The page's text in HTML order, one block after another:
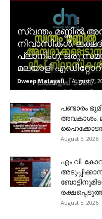
സ്വന്തം മണ്ണിൽ
നിവാസികൾ.
പ്ലാനിംഗ്; ഒരു
മലയാളി
Dweep Malayali - August 7,
പണ്ടാരം
അവകാശം:
August 5, 2026
​എം.വി.
August 5, 2026